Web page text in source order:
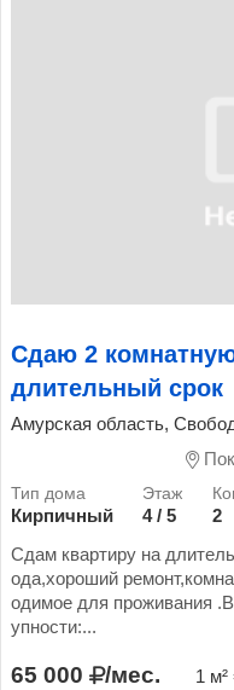
Сдаю 2
длительный срок
Амурская область,
Кирпичный 4 / 5 2
Сдам квартиру на
ода,хороший
одимое для проживания
упности:...
65 000 /мес. 1